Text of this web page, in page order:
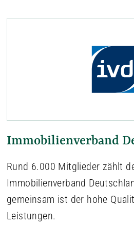
Immobilienverband
Rund 6.000 Mitglieder zählt
Immobilienverband
gemeinsam ist der hohe
Leistungen.